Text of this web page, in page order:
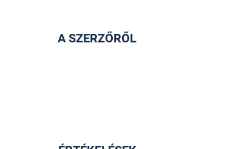
A SZERZŐRŐL